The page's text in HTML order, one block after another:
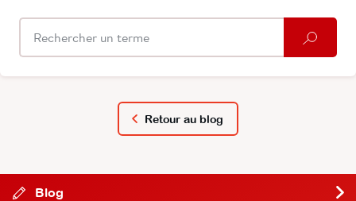
Retour au blog
Blog